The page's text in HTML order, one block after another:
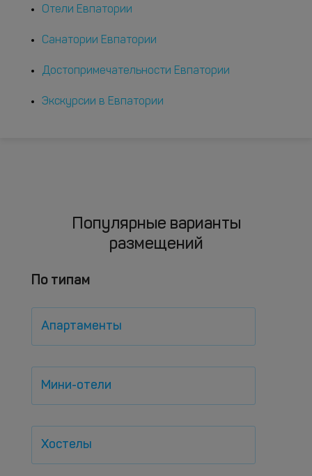
Отели Евпатории
Санатории Евпатории
Достопримечательности Евпатории
Экскурсии в Евпатории
Популярные варианты
размещений
По типам
Апартаменты
Мини-отели
Хостелы